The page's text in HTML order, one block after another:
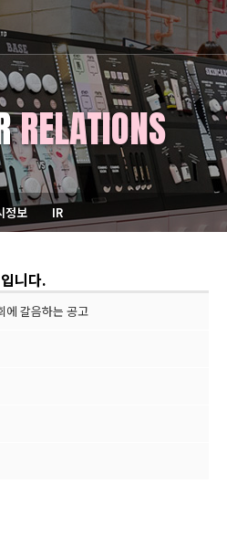
RELATIONS
정보 IR
니다.
에 갈음하는 공고